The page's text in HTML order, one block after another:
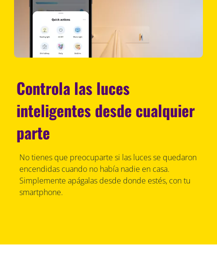
Controla las luces
inteligentes desde cualquier
parte
No tienes que preocuparte si las luces se quedaron
encendidas cuando no había nadie en casa.
Simplemente apágalas desde donde estés, con tu
smartphone.